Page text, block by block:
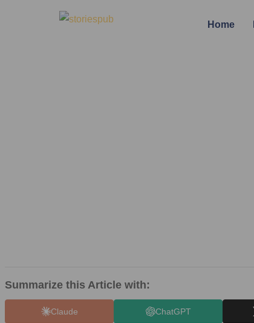
Home
Summarize this Article with:
Claude ChatGPT